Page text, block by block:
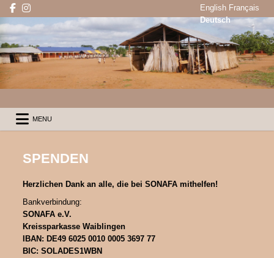
Skip
to
content
SONAFAeine bessere Zukunft für
MENU
SPENDEN
Herzlichen Dank an alle, die bei SONAFA mithelfen!
Bankverbindung:
SONAFA e.V.
Kreissparkasse Waiblingen
IBAN: DE49 6025 0010 0005 3697 77
BIC: SOLADES1WBN
English Français
Deutsch